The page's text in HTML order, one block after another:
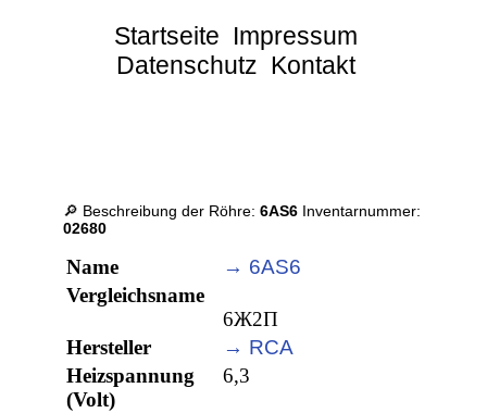
Startseite Impressum
Datenschutz Kontakt
🔎 Beschreibung der Röhre:6AS6 Inventarnummer:
02680
Name
→ 6AS6
Vergleichsname
6Ж2П
Hersteller
→ RCA
Heizspannung
(Volt)
6,3